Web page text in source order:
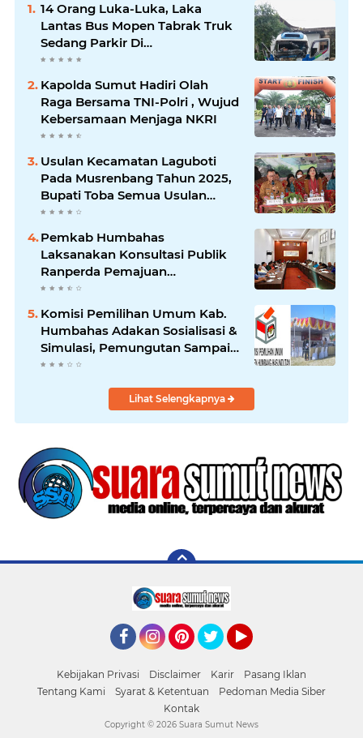
14 Orang Luka-Luka, Laka
Lantas Bus Mopen Tabrak Truk
Sedang Parkir Di
Siborongborong
Kapolda Sumut Hadiri Olah
Raga Bersama TNI-Polri , Wujud
Kebersamaan Menjaga NKRI
Usulan Kecamatan Laguboti
Pada Musrenbang Tahun 2025,
Bupati Toba Semua Usulan
Harus Mendukung
Pertumbuhan Pariwisata.
Pemkab Humbahas
Laksanakan Konsultasi Publik
Ranperda Pemajuan
Kebudayaan Daerah
Komisi Pemilihan Umum Kab.
Humbahas Adakan Sosialisasi &
Simulasi, Pemungutan Sampai
Rekapitulasi Suara.
Lihat Selengkapnya
Kebijakan Privasi Disclaimer Karir
Pasang Iklan
Tentang Kami
Syarat & Ketentuan
Pedoman Media Siber
Kontak
Copyright © 2026 Suara Sumut News